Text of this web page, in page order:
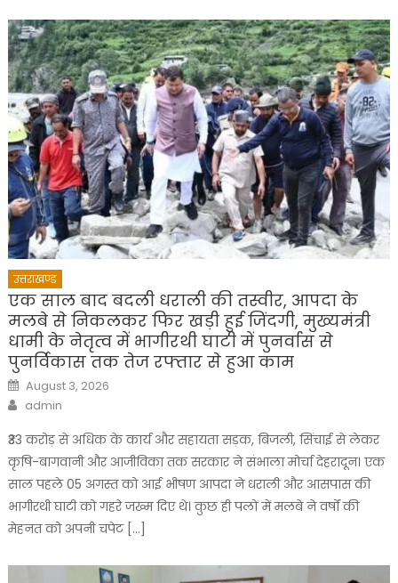
उत्तराखण्ड
एक साल बाद बदली धराली की तस्वीर, आपदा के
मलबे से निकलकर फिर खड़ी हुई जिंदगी, मुख्यमंत्री
धामी के नेतृत्व में भागीरथी घाटी में पुनर्वास से
पुनर्विकास तक तेज रफ्तार से हुआ काम
Posted
on
August 3, 2026
Author
admin
₹33 करोड़ से अधिक के कार्य और सहायता सड़क, बिजली, सिंचाई से लेकर
कृषि-बागवानी और आजीविका तक सरकार ने संभाला मोर्चा देहरादून। एक
साल पहले 05 अगस्त को आई भीषण आपदा ने धराली और आसपास की
भागीरथी घाटी को गहरे जख्म दिए थे। कुछ ही पलों में मलबे ने वर्षों की
मेहनत को अपनी चपेट […]